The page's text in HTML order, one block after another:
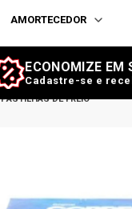
AMORTECEDOR
ECONOMIZE EM
Cadastre-se e
PASTILHAS DE FREIO